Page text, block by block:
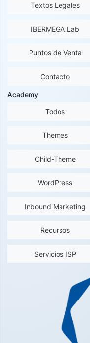
Textos Legales
IBERMEGA Lab
Puntos de Venta
Contacto
Academy
Todos
Themes
Child-Theme
WordPress
Inbound Marketing
Recursos
Servicios ISP